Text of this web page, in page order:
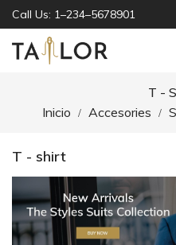
Call Us: 1–234–5678901
T -
Inicio
Accesories
T - shirt